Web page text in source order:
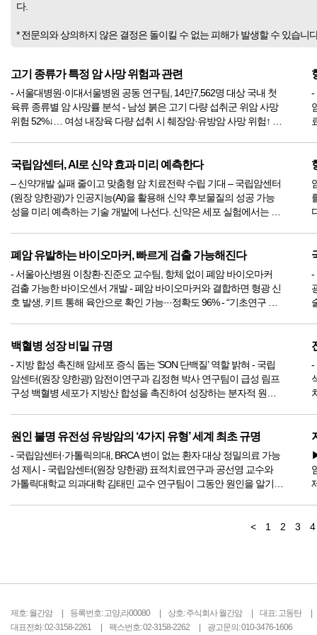
다.
* 전문의와 상의하지 않은 결정은 돌이킬 수 없는 피해가 발생할 수 있습
고기 종류가 특정 암 사망 위험과 관련
- 서울대병원·이대서울병원 공동 연구팀, 14만7,562명 대상 국내 첫
육류 종류별 암 사망률 분석 - 남성 붉은 고기 다량 섭취군 위암 사망
위험 52%↓… 여성 내장육 다량 섭취 시 췌장암·유방암 사망 위험↑ 육
-
암
국립암센터, AI로 신약 효과 미리 예측한다
– 신약개발 실패 줄이고 맞춤형 암 치료전략 수립 기대 – 국립암센터
(원장 양한광)가 인공지능(AI)을 활용해 신약 후보물질의 성공 가능
성을 미리 예측하는 기술 개발에 나선다. 신약은 세포 실험에서는 뛰
비...
폐암 유발하는 바이오마커, 빠르게 검출 가능해진다
- 서울아산병원 이창환·진준오 교수팀, 항체 없이 폐암 바이오마커
검출 가능한 바이오센서 개발 - 폐암 바이오마커와 결합하면 형광 신
호 발생, 키트 통해 육안으로 확인 가능···정확도 96% - “기초연구 성
-
백혈병 성장 비밀 규명
- 지방 합성 촉진해 암세포 증식 돕는 ‘SON 단백질’ 역할 밝혀 - 국립
암센터(원장 양한광) 암전이연구과 김정현 박사 연구팀이 급성 림프
구성 백혈병 세포가 지방산 합성을 촉진하여 성장하는 분자적 원리
-
원인 불명 유전성 유방암의 ‘4가지 유형’ 세계 최초 규명
- 국립암센터·가톨릭의대, BRCA 변이 없는 환자 대상 정밀의료 가능
성 제시 - 국립암센터(원장 양한광) 표적치료연구과 공선영 교수와
가톨릭대학교 의과대학 김태민 교수 연구팀이 그동안 원인을 알기
<
1 2 3 4
제호: 월간암 등록번호: 고양,라00080 상호: 주식회사 월간암
대표: 고동탄
대표전화: 02-3158-2261
팩스번호: 02-3158-2262 광고문의: 010-3476-1606